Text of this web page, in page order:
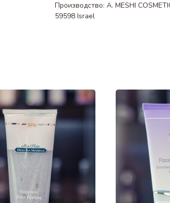
Производство: A. MESHI
59598 Israel